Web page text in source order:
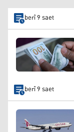
berî 9 saet
berî 9 saet